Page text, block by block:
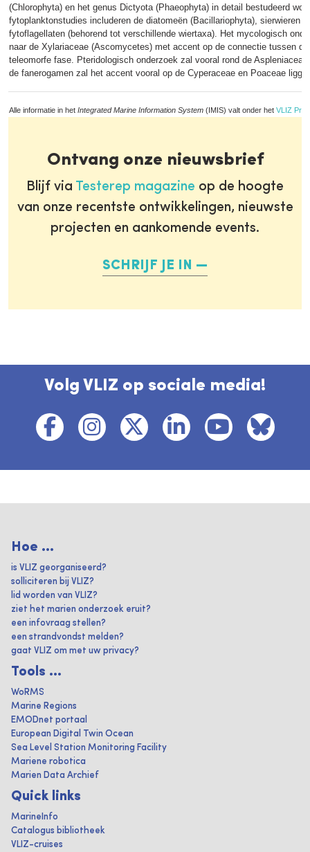
(Chlorophyta) en het genus Dictyota (Phaeophyta) in detail bestudeerd
fytoplanktonstudies includeren de diatomeën (Bacillariophyta), sierwieren
fytoflagellaten (behorend tot verschillende wiertaxa). Het mycologisch
naar de Xylariaceae (Ascomycetes) met accent op de connectie tussen
teleomorfe fase. Pteridologisch onderzoek zal vooral rond de
de fanerogamen zal het accent vooral op de Cyperaceae en Poaceae
Alle informatie in het Integrated Marine Information System (IMIS) valt onder het VLIZ
Ontvang onze nieuwsbrief
Blijf via Testerep magazine op de hoogte
van onze recentste ontwikkelingen, nieuwste
projecten en aankomende events.
SCHRIJF JE IN
Volg VLIZ op sociale media!
Hoe ...
is VLIZ georganiseerd?
solliciteren bij VLIZ?
lid worden van VLIZ?
ziet het marien onderzoek eruit?
een infovraag stellen?
een strandvondst melden?
gaat VLIZ om met uw privacy?
Tools ...
WoRMS
Marine Regions
EMODnet portaal
European Digital Twin Ocean
Sea Level Station Monitoring Facility
Mariene robotica
Marien Data Archief
Quick links
MarineInfo
Catalogus bibliotheek
VLIZ-cruises